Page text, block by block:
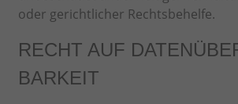
oder gerichtlicher Rechtsbehelfe.
RECHT AUF
BARKEIT